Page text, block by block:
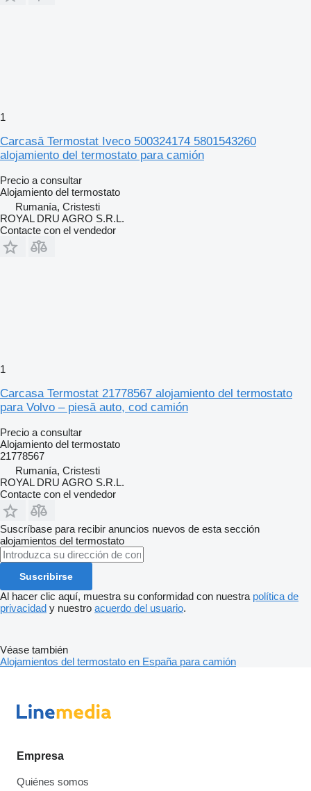
1
Carcasă Termostat Iveco 500324174 5801543260
alojamiento del termostato para camión
Precio a consultar
Alojamiento del termostato
Rumanía, Cristesti
ROYAL DRU AGRO S.R.L.
Contacte con el vendedor
1
Carcasa Termostat 21778567 alojamiento del termostato
para Volvo – piesă auto, cod camión
Precio a consultar
Alojamiento del termostato
21778567
Rumanía, Cristesti
ROYAL DRU AGRO S.R.L.
Contacte con el vendedor
Suscríbase para recibir anuncios nuevos de esta sección
alojamientos del termostato
Suscribirse
Al hacer clic aquí, muestra su conformidad con nuestra política de
privacidad y nuestro acuerdo del usuario.
Véase también
Alojamientos del termostato en España para camión
Empresa
Quiénes somos